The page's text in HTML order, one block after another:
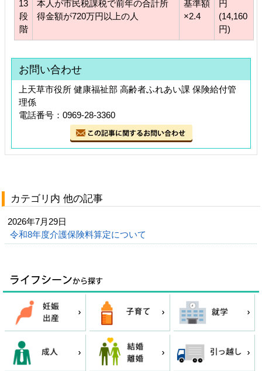
13
段
階
本人が市民税課税で前年の合計所
得金額が720万円以上の人
基準額
×2.4
円
(14,160
円)
お問い合わせ
上天草市役所 健康福祉部 高齢者ふれあい課 保険給付管
理係
電話番号：0969-28-3360
カテゴリ内 他の記事
2026年7月29日
令和8年度介護保険料算定について